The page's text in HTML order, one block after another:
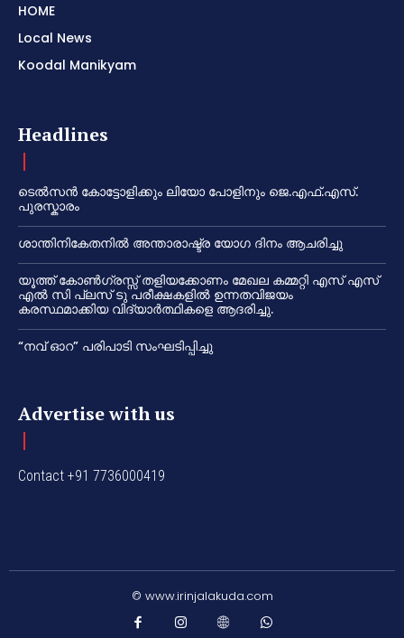
HOME
Local News
Koodal Manikyam
Headlines
ടെൽസൻ കോട്ടോളിക്കും ലിയോ പോളിനും ജെ.എഫ്.എസ്.
പുരസ്കാരം
ശാന്തിനികേതനിൽ അന്താരാഷ്ട്ര യോഗ ദിനം ആചരിച്ചു
യൂത്ത് കോൺഗ്രസ്സ് തളിയക്കോണം മേഖല കമ്മറ്റി എസ് എസ്
എൽ സി പ്ലസ് ടു പരീക്ഷകളിൽ ഉന്നതവിജയം
കരസ്ഥമാക്കിയ വിദ്യാർത്ഥികളെ ആദരിച്ചു.
“നവ് ഓറ” പരിപാടി സംഘടിപ്പിച്ചു
Advertise with us
Contact +91 7736000419
© www.irinjalakuda.com